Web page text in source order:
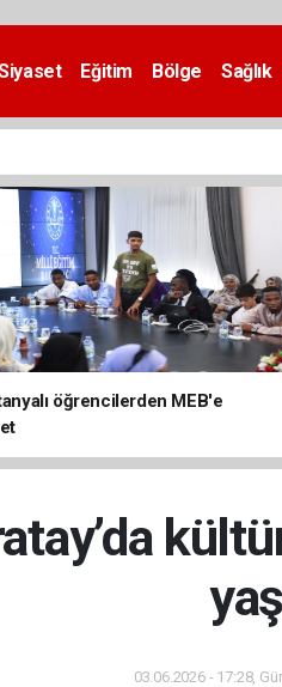
Eğitim Bölge Sağlık
öğrencilerden MEB'e
03.06.2026 - 17:28,